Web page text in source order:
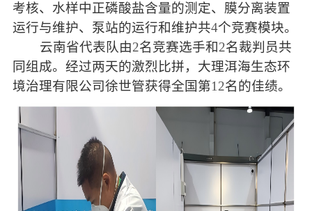
考核、水样中正磷酸盐含量的测定、膜分离装置
运行与维护、泵站的运行和维护共4个竞赛模块。
云南省代表队由2名竞赛选手和2名裁判员共
同组成。经过两天的激烈比拼，大理洱海生态环
境治理有限公司徐世管获得全国第12名的佳绩。